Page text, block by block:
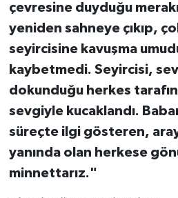
çevresine duyduğu
yeniden sahneye çıkıp,
seyircisine kavuşma
kaybetmedi. Seyircisi,
dokunduğu herkes
sevgiyle kucaklandı.
süreçte ilgi gösteren,
yanında olan herkese
minnettarız."